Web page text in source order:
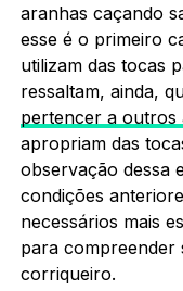
aranhas caçando
esse é o primeiro
utilizam das tocas
ressaltam, ainda,
pertencer a outros
apropriam das
observação dessa
condições
necessários mais
para compreender
corriqueiro.